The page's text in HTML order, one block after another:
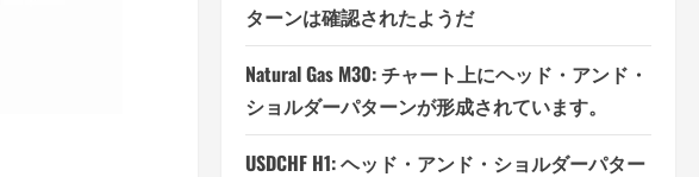
ターンは確認されたようだ
Natural Gas M30: チャート上にヘッド・アンド・
ショルダーパターンが形成されています。
USDCHF H1: ヘッド・アンド・ショルダーパター